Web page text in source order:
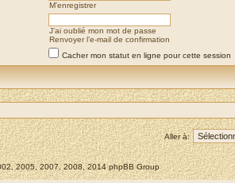
M’enregistrer
J’ai oublié mon mot de passe
Renvoyer l’e-mail de confirmation
Cacher mon statut en ligne pour cette session
Aller à:
2005, 2007, 2008, 2014 phpBB Group